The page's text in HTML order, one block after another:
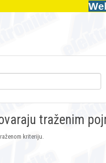
traženim
kriteriju.